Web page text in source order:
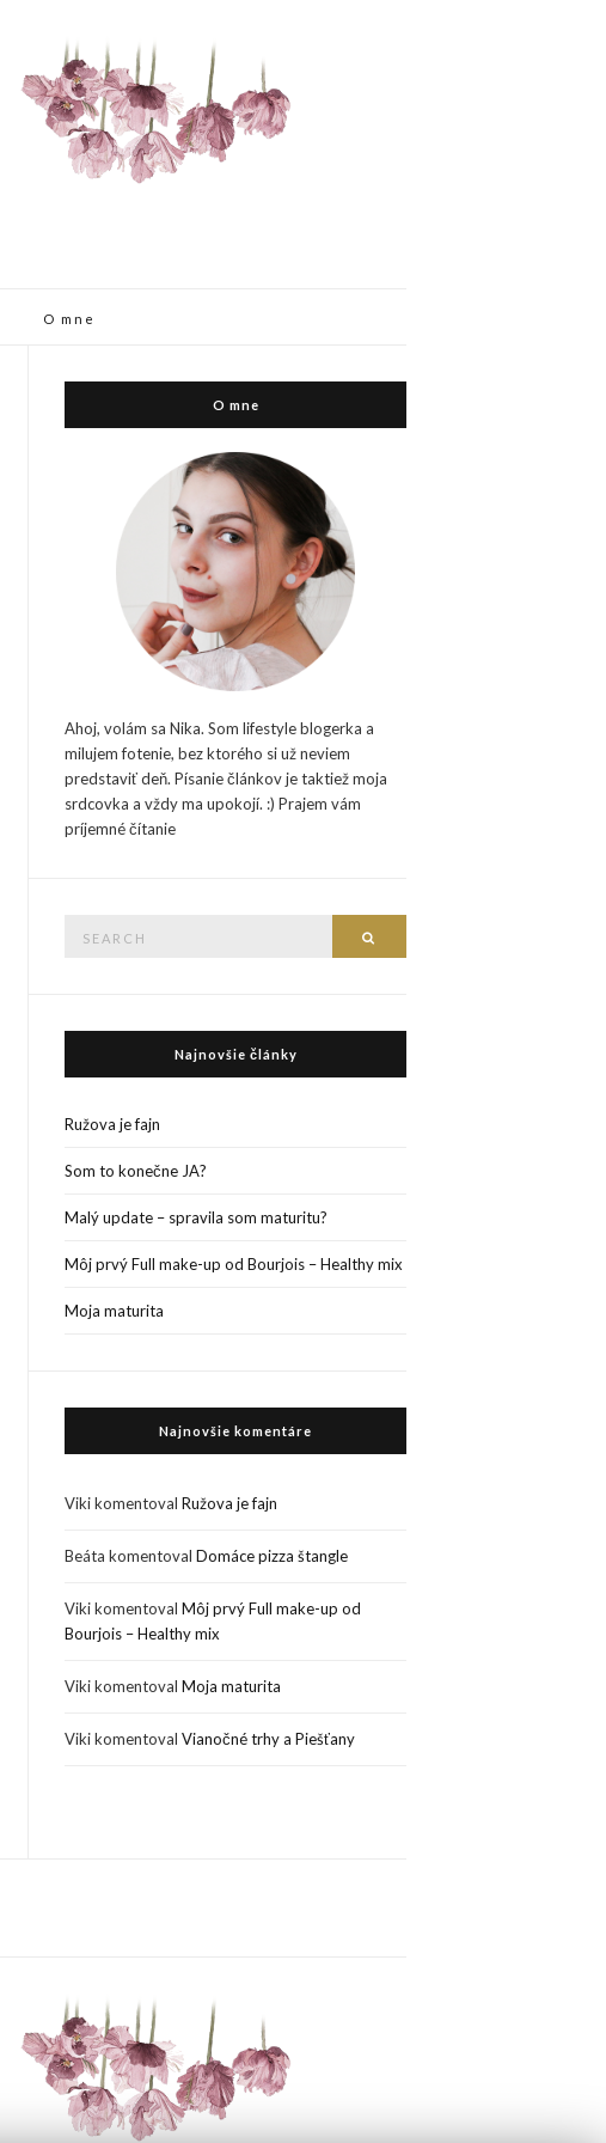
O mne
O mne
Ahoj, volám sa Nika. Som lifestyle blogerka a
milujem fotenie, bez ktorého si už neviem
predstaviť deň. Písanie článkov je taktiež moja
srdcovka a vždy ma upokojí. :) Prajem vám
príjemné čítanie
Najnovšie články
Ružova je fajn
Som to konečne JA?
Malý update – spravila som maturitu?
Môj prvý Full make-up od Bourjois – Healthy mix
Moja maturita
Najnovšie komentáre
VikikomentovalRužova je fajn
Beáta komentovalDomáce pizza štangle
VikikomentovalMôj prvý Full make-up od
Bourjois – Healthy mix
VikikomentovalMoja maturita
VikikomentovalVianočné trhy a Piešťany